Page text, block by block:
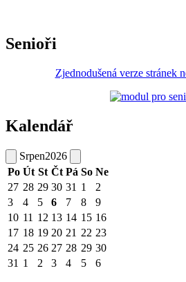
Senioři
Zjednodušená verze stránek
Kalendář
Srpen2026
Po Út St Čt Pá So Ne
27 28 29 30 31 1
2
3
4 5 6 7 8
9
10 11 12 13 14 15 16
17 18 19 20 21 22 23
24 25 26 27 28 29 30
31 1 2 3 4 5 6